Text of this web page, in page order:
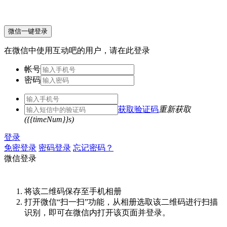
微信一键登录
在微信中使用互动吧的用户，请在此登录
帐号
密码
获取验证码重新获取
({{timeNum}}s)
登录
免密登录 密码登录 忘记密码？
微信登录
将该二维码保存至手机相册
打开微信“扫一扫”功能，从相册选取该二维码进行扫描
识别，即可在微信内打开该页面并登录。